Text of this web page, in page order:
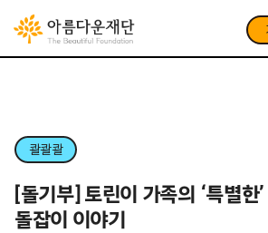
콸콸콸
[돌기부] 토린이 가족의 ‘특별한
돌잡이 이야기